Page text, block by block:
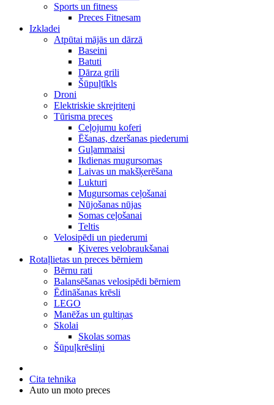
Sports un fitness
Preces Fitnesam
Izkladei
Atpūtai mājās un dārzā
Baseini
Batuti
Dārza grili
Šūpuļtīkls
Droni
Elektriskie skrejriteņi
Tūrisma preces
Ceļojumu koferi
Ēšanas, dzeršanas piederumi
Guļammaisi
Ikdienas mugursomas
Laivas un makšķerēšana
Lukturi
Mugursomas ceļošanai
Nūjošanas nūjas
Somas ceļošanai
Teltis
Velosipēdi un piederumi
Ķiveres velobraukšanai
Rotaļlietas un preces bērniem
Bērnu rati
Balansēšanas velosipēdi bērniem
Ēdināšanas krēsli
LEGO
Manēžas un gultiņas
Skolai
Skolas somas
Šūpuļkrēsliņi
Cita tehnika
Auto un moto preces